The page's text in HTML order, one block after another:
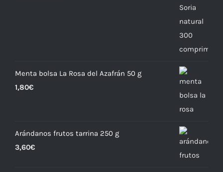
Menta bolsa La Rosa del Azafrán 50 g
1,80€
Arándanos frutos tarrina 250 g
3,60€